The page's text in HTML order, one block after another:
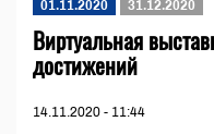
01.11.2020 31.12.2020
Виртуальная
достижений
14.11.2020 - 11:44